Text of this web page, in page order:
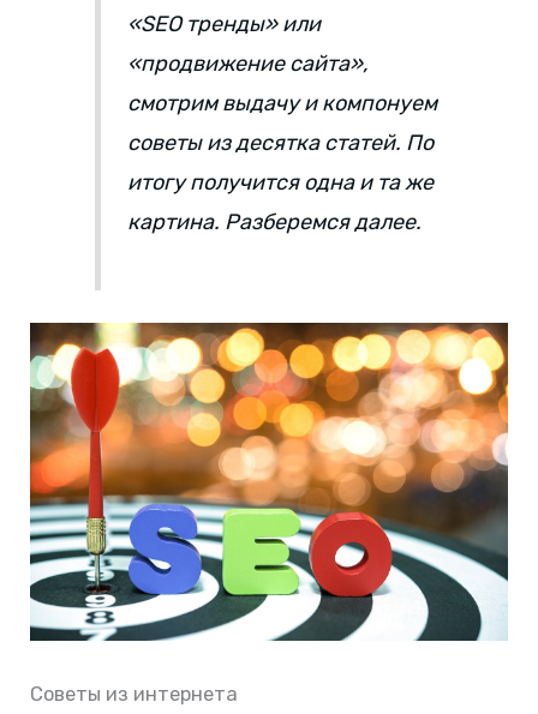
«SEO тренды» или
«продвижение сайта»,
смотрим выдачу и компонуем
советы из десятка статей. По
итогу получится одна и та же
картина. Разберемся далее.
Советы из интернета